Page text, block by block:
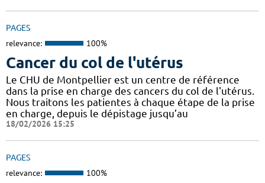
PAGES
relevance: 100%
Cancer du col de l'utérus
Le CHU de Montpellier est un centre de référence
dans la prise en charge des cancers du col de l'utérus.
Nous traitons les patientes à chaque étape de la prise
en charge, depuis le dépistage jusqu’au
18/02/2026 15:25
PAGES
relevance: 100%